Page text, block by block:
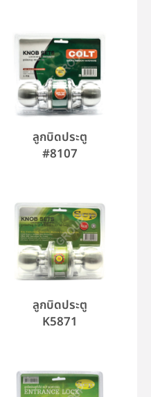
ลูกบิดประตู
#8107
ลูกบิดประตู
K5871